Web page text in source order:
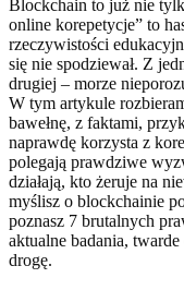
Blockchain to już nie
online korepetycje” to
rzeczywistości
się nie spodziewał. Z
drugiej – morze
W tym artykule
bawełnę, z faktami,
naprawdę korzysta z
polegają prawdziwe
działają, kto żeruje na
myślisz o blockchainie
poznasz 7 brutalnych
aktualne badania, twarde
drogę.